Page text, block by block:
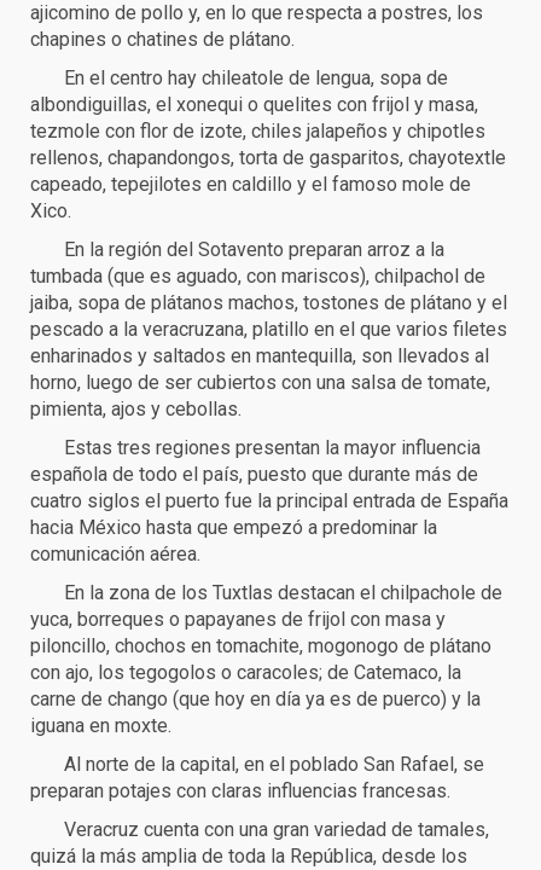
ajicomino de pollo y, en lo que respecta a postres, los
chapines o chatines de plátano.
En el centro hay chileatole de lengua, sopa de
albondiguillas, el xonequi o quelites con frijol y masa,
tezmole con flor de izote, chiles jalapeños y chipotles
rellenos, chapandongos, torta de gasparitos, chayotextle
capeado, tepejilotes en caldillo y el famoso mole de
Xico.
En la región del Sotavento preparan arroz a la
tumbada (que es aguado, con mariscos), chilpachol de
jaiba, sopa de plátanos machos, tostones de plátano y el
pescado a la veracruzana, platillo en el que varios filetes
enharinados y saltados en mantequilla, son llevados al
horno, luego de ser cubiertos con una salsa de tomate,
pimienta, ajos y cebollas.
Estas tres regiones presentan la mayor influencia
española de todo el país, puesto que durante más de
cuatro siglos el puerto fue la principal entrada de España
hacia México hasta que empezó a predominar la
comunicación aérea.
En la zona de los Tuxtlas destacan el chilpachole de
yuca, borreques o papayanes de frijol con masa y
piloncillo, chochos en tomachite, mogonogo de plátano
con ajo, los tegogolos o caracoles; de Catemaco, la
carne de chango (que hoy en día ya es de puerco) y la
iguana en moxte.
Al norte de la capital, en el poblado San Rafael, se
preparan potajes con claras influencias francesas.
Veracruz cuenta con una gran variedad de tamales,
quizá la más amplia de toda la República, desde los